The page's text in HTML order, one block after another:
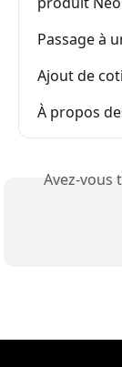
Passage à
Ajout de
À propos
Avez-vous